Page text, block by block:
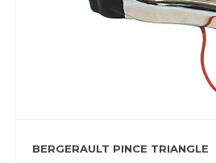
BERGERAULT PINCE TRIANGLE